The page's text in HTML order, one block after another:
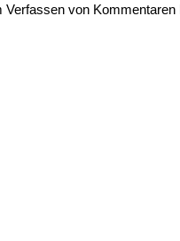
Verfassen von Kommentaren